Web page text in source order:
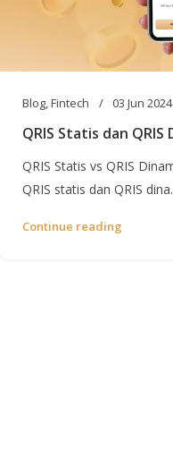
Blog,Fintech 03 Jun 2024
QRIS Statis dan
QRIS Statis vs QRIS
QRIS statis dan QRIS
Continue reading